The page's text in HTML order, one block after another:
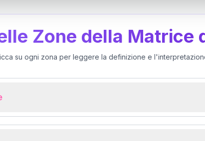
Zone della Matrice
su ogni zona per leggere la definizione e